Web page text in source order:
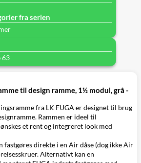
fra serien
63
til design ramme, 1½ modul, grå -
fra LK FUGA er designet til brug
Rammen er ideel til
et rent og integreret look med
fastgøres direkte i en Air dåse (dog ikke Air
Alternativt kan en